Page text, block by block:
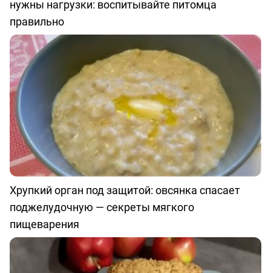
нужны нагрузки: воспитывайте питомца
правильно
Хрупкий орган под защитой: овсянка спасает
поджелудочную — секреты мягкого
пищеварения